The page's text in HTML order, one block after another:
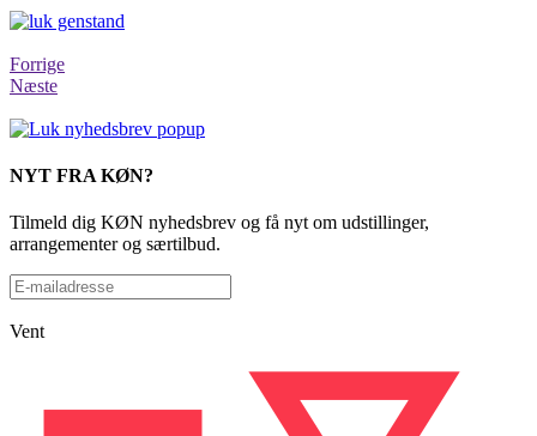
Forrige
Næste
NYT FRA KØN?
Tilmeld dig KØN nyhedsbrev og få nyt om udstillinger,
arrangementer og særtilbud.
Vent